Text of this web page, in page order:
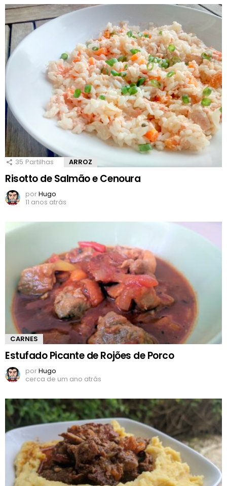
35 Partilhas ARROZ
Risotto de Salmão e Cenoura
porHugo
11 anos atrás
CARNES
Estufado Picante de Rojões de Porco
porHugo
cerca de um ano atrás